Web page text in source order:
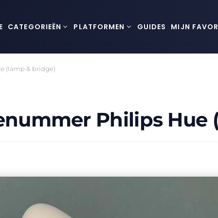
CATEGORIEËN PLATFORMEN GUIDES MIJN
(lamp & bridge)
Philips Hue